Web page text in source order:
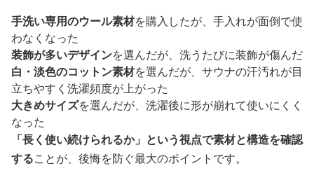
手洗い専用のウール素材を購入したが、手入れが面倒で使
わなくなった
装飾が多いデザインを選んだが、洗うたびに装飾が傷んだ
白・淡色のコットン素材を選んだが、サウナの汗汚れが目
立ちやすく洗濯頻度が上がった
大きめサイズを選んだが、洗濯後に形が崩れて使いにくく
なった
「長く使い続けられるか」という視点で素材と構造を確認
することが、後悔を防ぐ最大のポイントです。